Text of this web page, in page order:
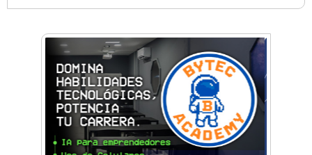
De Castelar a Júpiter: Conocé la historia del
vecino que mapeó la luna hacia la que viaja
Castelar Digital
Dr. Omar Battilana: casi cuatro décadas de
odontología en Castelar con una premisa que
no cambió
Emiliano Brancciari inauguró "El Banquito de